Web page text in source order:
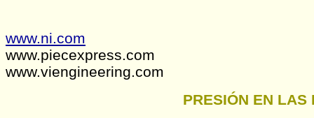
www.ni.com
www.piecexpress.com
www.viengineering.com
PRESIÓN EN LAS